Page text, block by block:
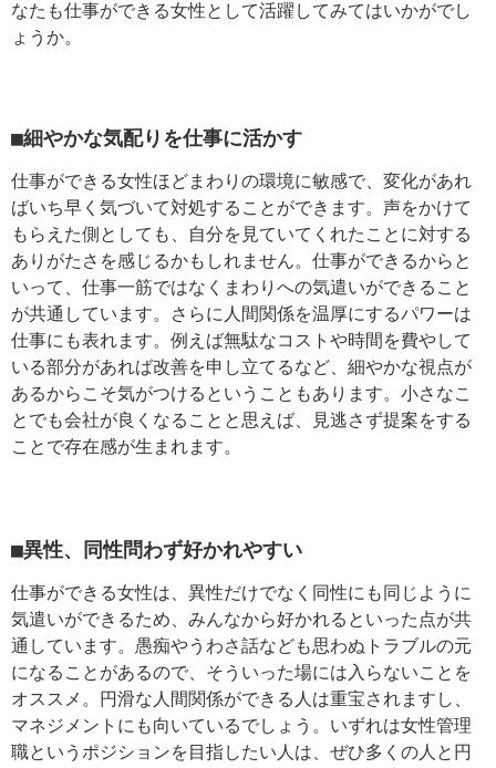
なたも仕事ができる女性として活躍してみてはいかがでし
ょうか。
■細やかな気配りを仕事に活かす
仕事ができる女性ほどまわりの環境に敏感で、変化があれ
ばいち早く気づいて対処することができます。声をかけて
もらえた側としても、自分を見ていてくれたことに対する
ありがたさを感じるかもしれません。仕事ができるからと
いって、仕事一筋ではなくまわりへの気遣いができること
が共通しています。さらに人間関係を温厚にするパワーは
仕事にも表れます。例えば無駄なコストや時間を費やして
いる部分があれば改善を申し立てるなど、細やかな視点が
あるからこそ気がつけるということもあります。小さなこ
とでも会社が良くなることと思えば、見逃さず提案をする
ことで存在感が生まれます。
■異性、同性問わず好かれやすい
仕事ができる女性は、異性だけでなく同性にも同じように
気遣いができるため、みんなから好かれるといった点が共
通しています。愚痴やうわさ話なども思わぬトラブルの元
になることがあるので、そういった場には入らないことを
オススメ。円滑な人間関係ができる人は重宝されますし、
マネジメントにも向いているでしょう。いずれは女性管理
職というポジションを目指したい人は、ぜひ多くの人と円